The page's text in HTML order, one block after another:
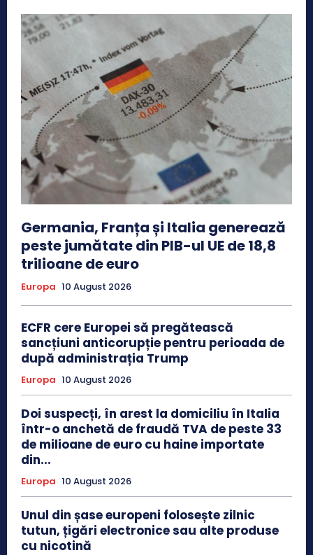
Germania, Franța și Italia generează
peste jumătate din PIB-ul UE de 18,8
trilioane de euro
Europa 10 August 2026
ECFR cere Europei să pregătească
sancțiuni anticorupție pentru perioada de
după administrația Trump
Europa 10 August 2026
Doi suspecți, în arest la domiciliu în Italia
într-o anchetă de fraudă TVA de peste 33
de milioane de euro cu haine importate
din...
Europa 10 August 2026
Unul din șase europeni folosește zilnic
tutun, țigări electronice sau alte produse
cu nicotină